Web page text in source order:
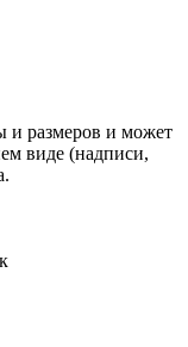
и размеров и может
виде (надписи,